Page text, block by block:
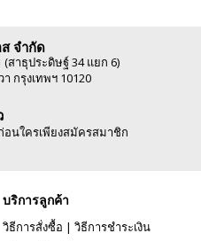
จำกัด
สาธุประดิษฐ์ 34 แยก 6)
กรุงเทพฯ 10120
นใครเพียงสมัครสมาชิก
บริการลูกค้า
วิธีการสั่งซื้อ | วิธีการชำระเงิน